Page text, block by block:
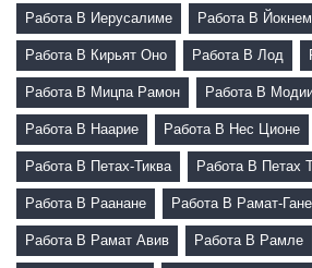
Работа В Иерусалиме Работа В Йокнем
Работа В Кирьят Оно Работа В Лод
Работа В Мицпа Рамон Работа В
Работа В Наарие Работа В Нес Ционе
Работа В Петах-Тиква Работа В Петах
Работа В Раанане Работа В Рамат-Гане
Работа В Рамат Авив Работа В Рамле